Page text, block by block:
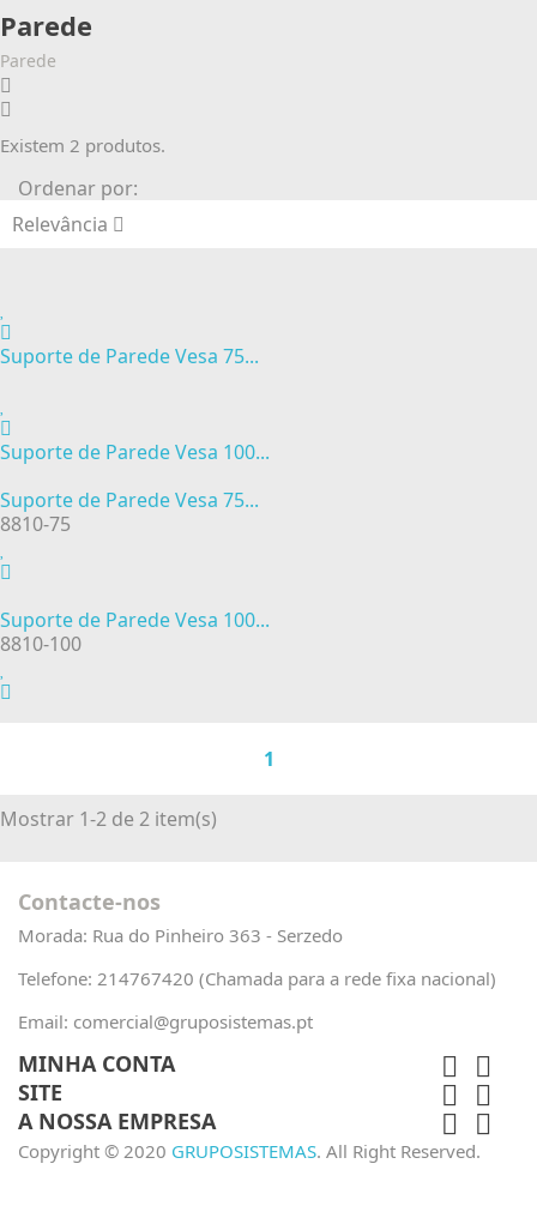
Parede
Parede
Existem 2 produtos.
Ordenar por:
Relevância
Suporte de Parede Vesa 75...
Suporte de Parede Vesa 100...
Suporte de Parede Vesa 75...
8810-75
Suporte de Parede Vesa 100...
8810-100
1
Mostrar 1-2 de 2 item(s)
Contacte-nos
Morada: Rua do Pinheiro 363 - Serzedo
Telefone: 214767420 (Chamada para a rede fixa nacional)
Email: comercial@gruposistemas.pt
MINHA CONTA  
SITE  
A NOSSA EMPRESA  
Copyright © 2020 GRUPOSISTEMAS. All Right Reserved.